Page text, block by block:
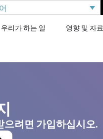
우리가 하는 일 영향 및 자료
으려면 가입하십시오.